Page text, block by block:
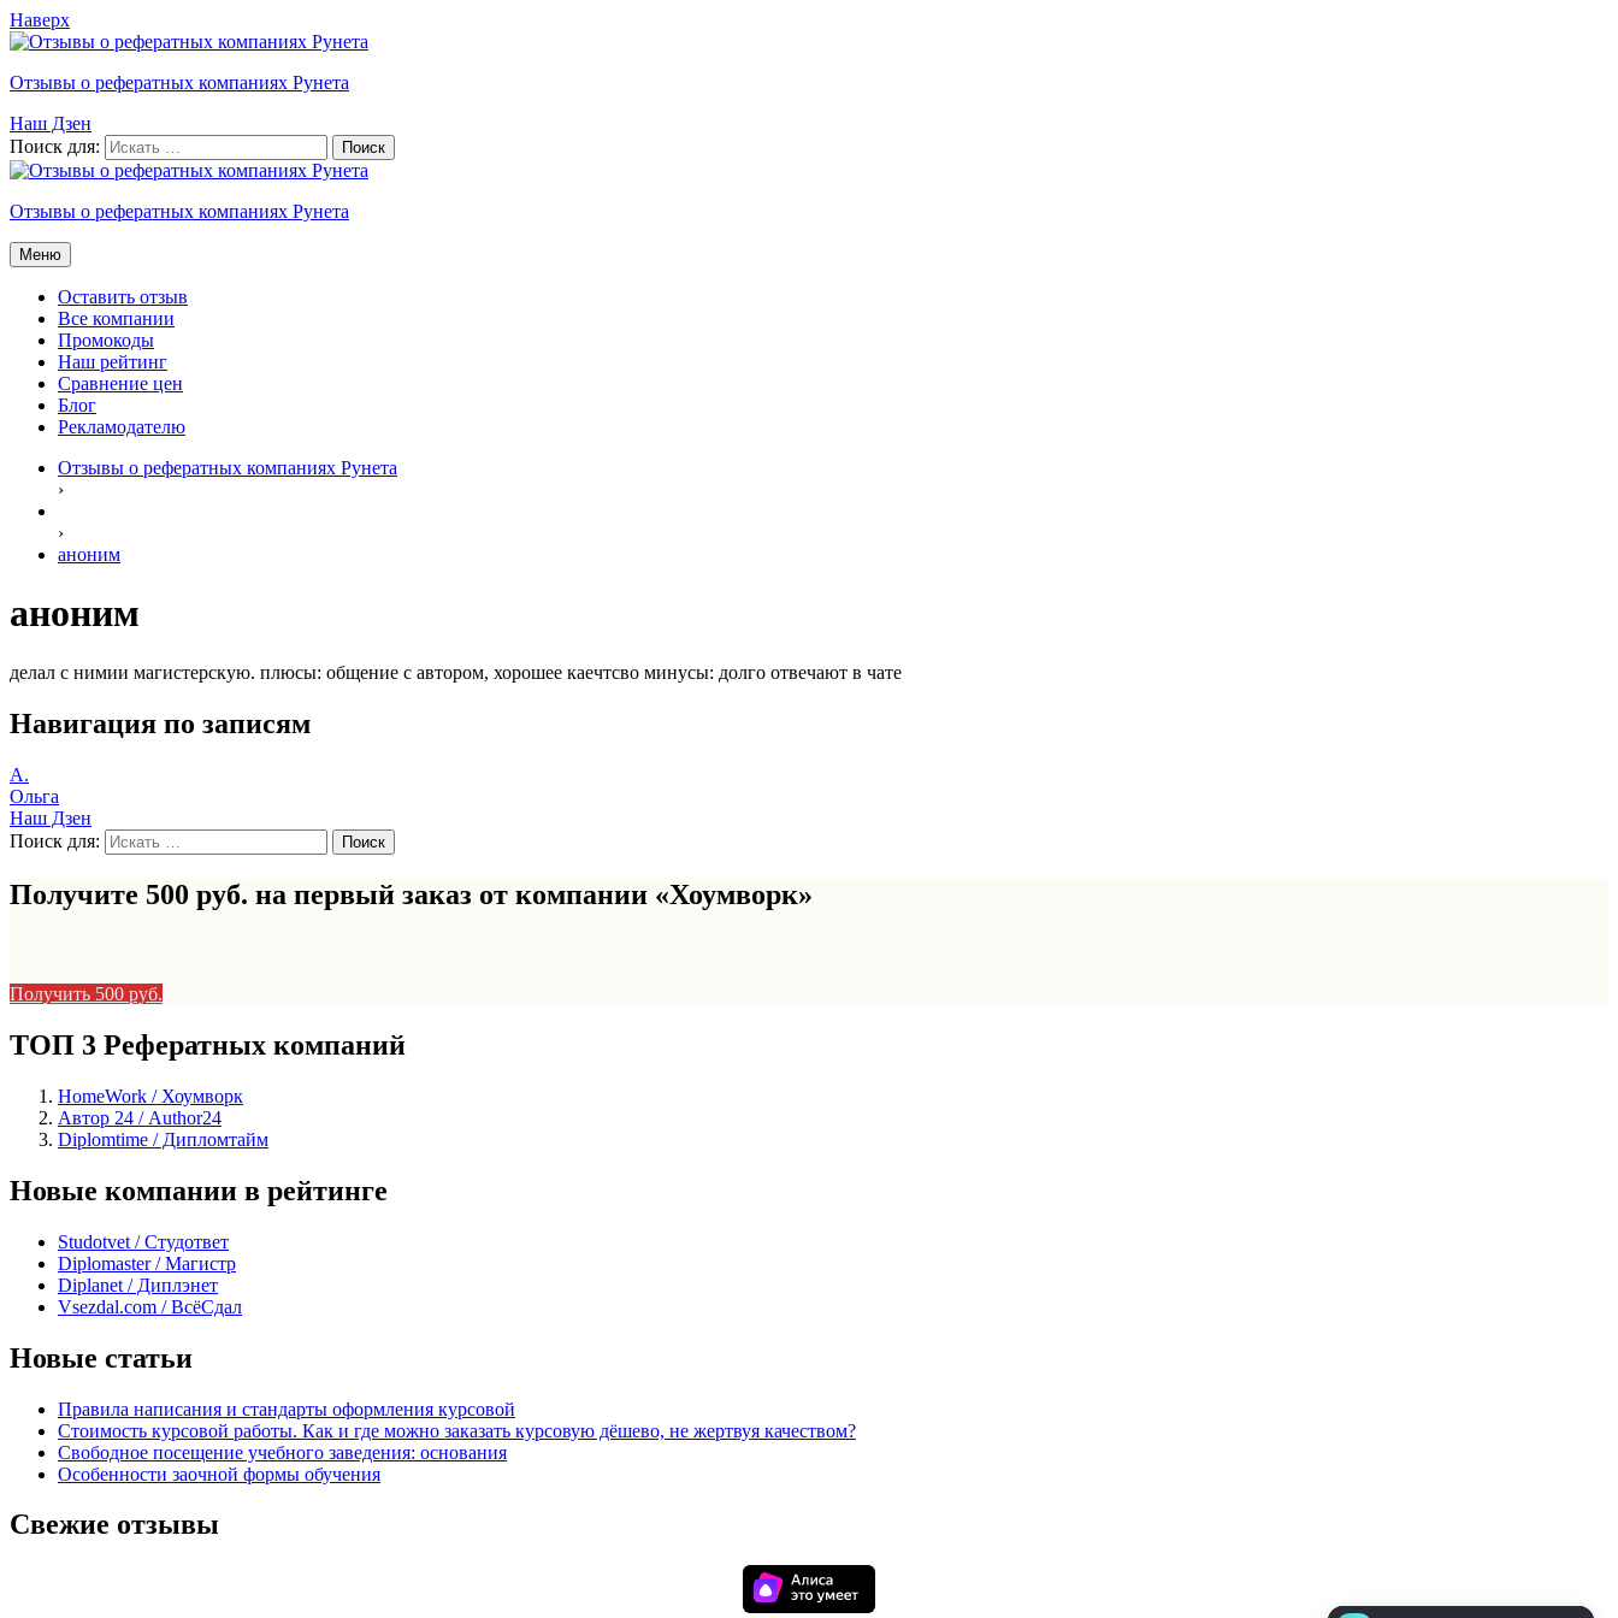
Наверх
Отзывы о рефератных компаниях Рунета
Наш Дзен
Поиск для:
Отзывы о рефератных компаниях Рунета
Меню
Оставить отзыв
Все компании
Промокоды
Наш рейтинг
Сравнение цен
Блог
Рекламодателю
Отзывы о рефератных компаниях Рунета
›
›
аноним
аноним
делал с нимии магистерскую. плюсы: общение с автором, хорошее каечтсво минусы: долго отвечают в чате
Навигация по записям
А.
Ольга
Наш Дзен
Поиск для:
Получите 500 руб. на первый заказ от компании «Хоумворк»
Получить 500 руб.
ТОП 3 Рефератных компаний
HomeWork / Хоумворк
Автор 24 / Author24
Diplomtime / Дипломтайм
Новые компании в рейтинге
Studotvet / Студответ
Diplomaster / Магистр
Diplanet / Диплэнет
Vsezdal.com / ВсёСдал
Новые статьи
Правила написания и стандарты оформления курсовой
Стоимость курсовой работы. Как и где можно заказать курсовую дёшево, не жертвуя качеством?
Свободное посещение учебного заведения: основания
Особенности заочной формы обучения
Свежие отзывы